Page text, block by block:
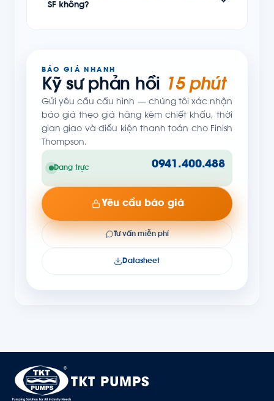
SF không?
BÁO GIÁ NHANH
Kỹ sư phản hồi 15 phút
Gửi yêu cầu cấu hình — chúng tôi xác nhận
báo giá theo giá hãng kèm chiết khấu, thời
gian giao và điều kiện thanh toán cho Finish
Thompson.
Đang trực 0941.400.488
Yêu cầu báo giá
Tư vấn miễn phí
Datasheet
TKT PUMPS